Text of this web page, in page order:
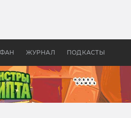
ФАН ЖУРНАЛ ПОДКАСТЫ
Древней Грецией